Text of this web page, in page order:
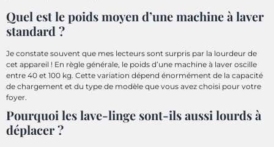
Quel est le poids moyen d’une machine à laver
standard ?
Je constate souvent que mes lecteurs sont surpris par la lourdeur de
cet appareil ! En règle générale, le poids d’une machine à laver oscille
entre 40 et 100 kg. Cette variation dépend énormément de la capacité
de chargement et du type de modèle que vous avez choisi pour votre
foyer.
Pourquoi les lave-linge sont-ils aussi lourds à
déplacer ?